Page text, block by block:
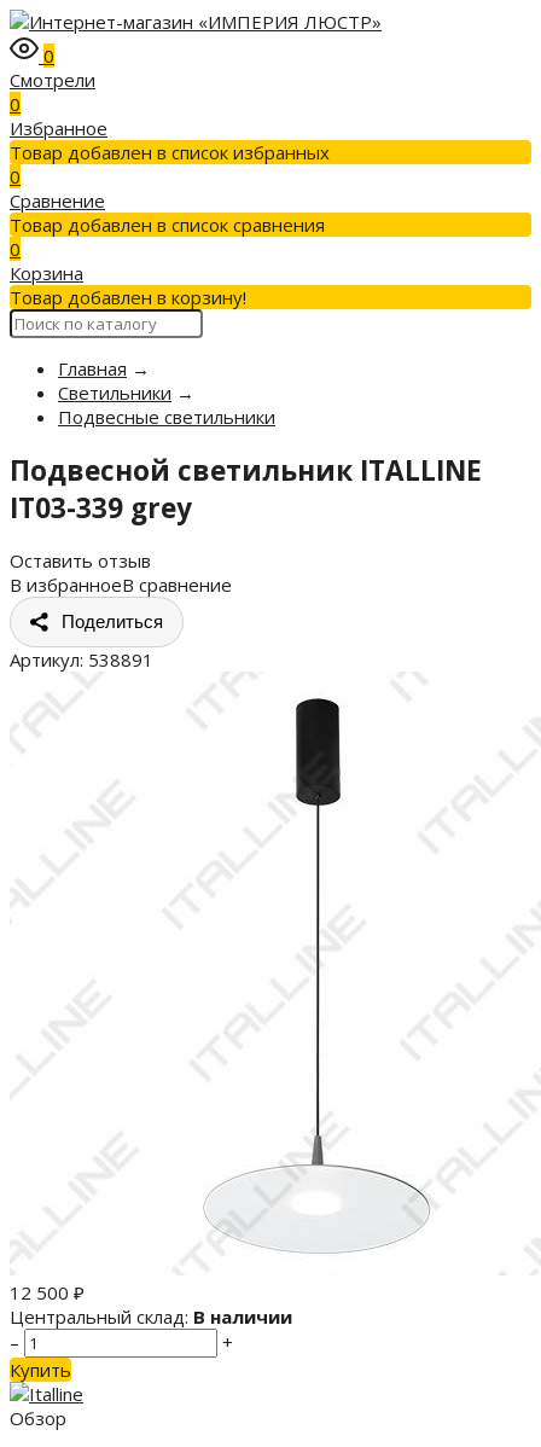
0
Смотрели
0
Избранное
Товар добавлен в список избранных
0
Сравнение
Товар добавлен в список сравнения
0
Корзина
Товар добавлен в корзину!
Главная →
Светильники →
Подвесные светильники
Подвесной светильник ITALLINE
IT03-339 grey
Оставить отзыв
В избранноеВ сравнение
Поделиться
Артикул: 538891
12 500 ₽
Центральный склад: В наличии
–
+
Купить
Обзор